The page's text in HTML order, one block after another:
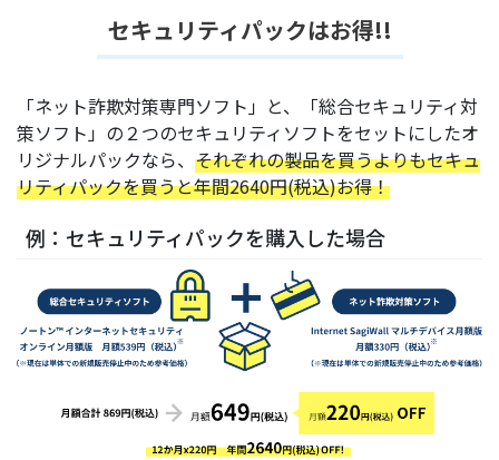
セキュリティパックはお得!!
「ネット詐欺対策専門ソフト」と、「総合セキュリティ対
策ソフト」の２つのセキュリティソフトをセットにしたオ
リジナルパックなら、 それぞれの製品を買うよりもセキュ
リティパックを買うと年間2640円(税込)お得！
例：セキュリティパックを購入した場合